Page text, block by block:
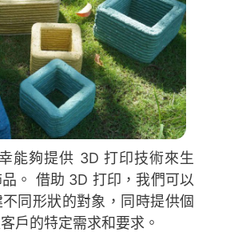
能夠提供 3D 打印技術來生
。 借助 3D 打印，我們可以
同形狀的對象，同時提供個
戶的特定需求和要求。